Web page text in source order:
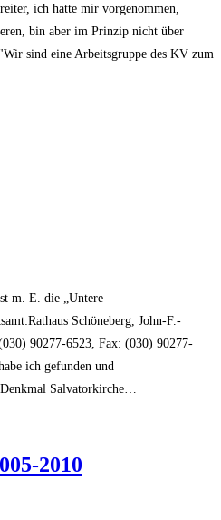
ich hatte mir vorgenommen,
bin aber im Prinzip nicht über
sind eine Arbeitsgruppe des KV zum
m. E. die „Untere
Schöneberg, John-F.-
90277-6523, Fax: (030) 90277-
ich gefunden und
Salvatorkirche…
2010